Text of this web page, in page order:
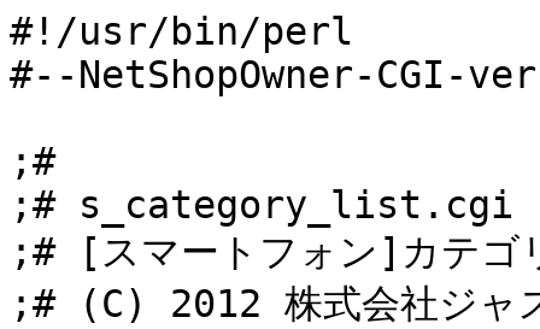
#!/usr/bin/perl
#--NetShopOwner-CGI-
;#
;# s_category_list.cgi
;# [スマートフォン]カテゴ
;# (C) 2012 株式会社ジャ